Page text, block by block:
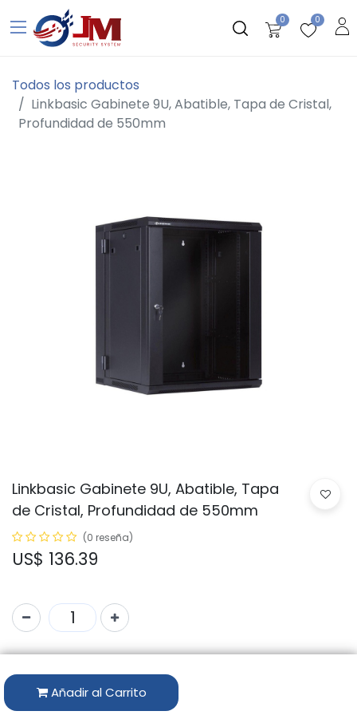
0 0
Todos los productos
Linkbasic Gabinete 9U, Abatible, Tapa de Cristal,
Profundidad de 550mm
Linkbasic Gabinete 9U, Abatible, Tapa
de Cristal, Profundidad de 550mm
(0 reseña)
US$ 136.39
Añadir al Carrito
Código:
Marca:LINKBASIC